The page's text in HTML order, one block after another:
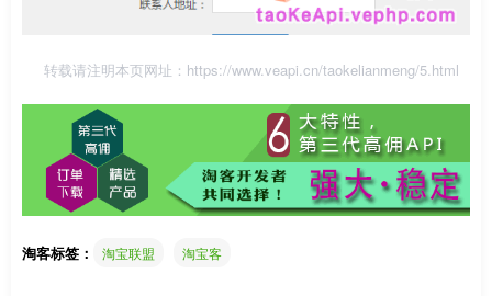
转载请注明本页网址： https://www.veapi.cn/taokelianmeng/5.html
淘客标签： 淘宝联盟 淘宝客